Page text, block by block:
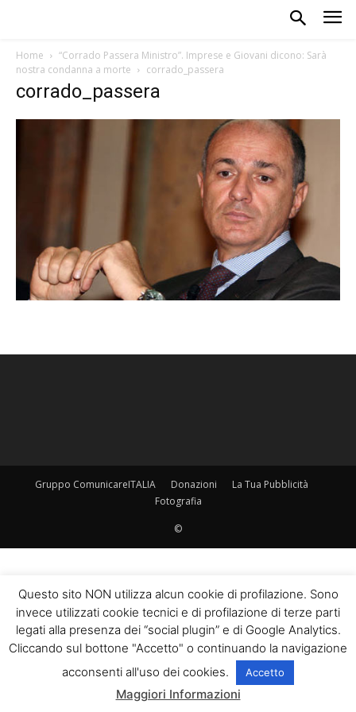
Home
“Corrado Passera Ministro”. Imprese e Giovani dicono: Sarà
nostra condanna a morte
corrado_passera
corrado_passera
Gruppo ComunicareITALIA Donazioni
La Tua Pubblicità
Fotografia
©
Questo sito NON utilizza alcun cookie di profilazione. Sono
invece utilizzati cookie tecnici e di profilazione di terze parti
legati alla presenza dei “social plugin” e di Google Analytics.
Cliccando sul bottone "Accetto" o continuando la navigazione
acconsenti all'uso dei cookies.
Accetto
Maggiori Informazioni